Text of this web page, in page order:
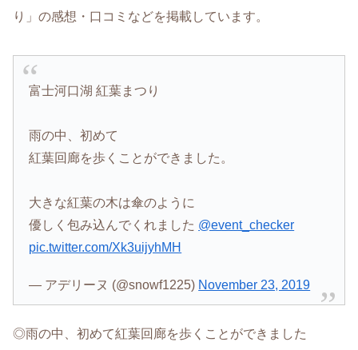
り」の感想・口コミなどを掲載しています。
富士河口湖 紅葉まつり
雨の中、初めて
紅葉回廊を歩くことができました。
大きな紅葉の木は傘のように
優しく包み込んでくれました @event_checker
pic.twitter.com/Xk3uijyhMH
— アデリーヌ (@snowf1225) November 23, 2019
◎雨の中、初めて紅葉回廊を歩くことができました